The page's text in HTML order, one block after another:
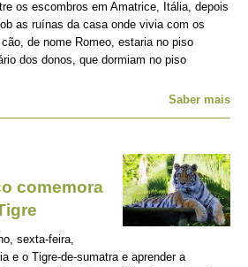
os escombros em Amatrice, Itália, depois
as ruínas da casa onde vivia com os
de nome Romeo, estaria no piso
dos donos, que dormiam no piso
Saber mais
comemora
sexta-feira,
e o Tigre-de-sumatra e aprender a